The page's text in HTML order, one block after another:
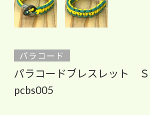
パラコード
パラコードブレスレット
pcbs005